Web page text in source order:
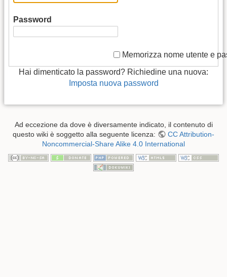
Password
Memorizza nome utente e
Hai dimenticato la password? Richiedine una nuova:
Imposta nuova password
Ad eccezione da dove è diversamente indicato, il contenuto di
questo wiki è soggetto alla seguente licenza:
CC Attribution-
Noncommercial-Share Alike 4.0 International